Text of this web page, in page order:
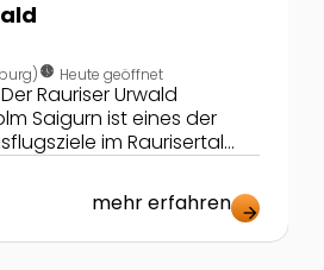
nest_clock_farsight_analog Heute geöffnet
Rauriser Urwald
Saigurn ist eines der
im Raurisertal
Hohe Tauern. Im
der Jahrhunderte alte,
Sturzwald Besucher mit
Moortümpeln,
mehr erfahren arrow_forward